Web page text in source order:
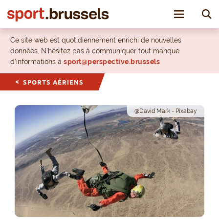
Toggle
Ce site web est quotidiennement enrichi de nouvelles
données. N’hésitez pas à communiquer tout manque
d’informations à sport@perspective.brussels
SPORTS AÉRIENS
@David Mark - Pixabay